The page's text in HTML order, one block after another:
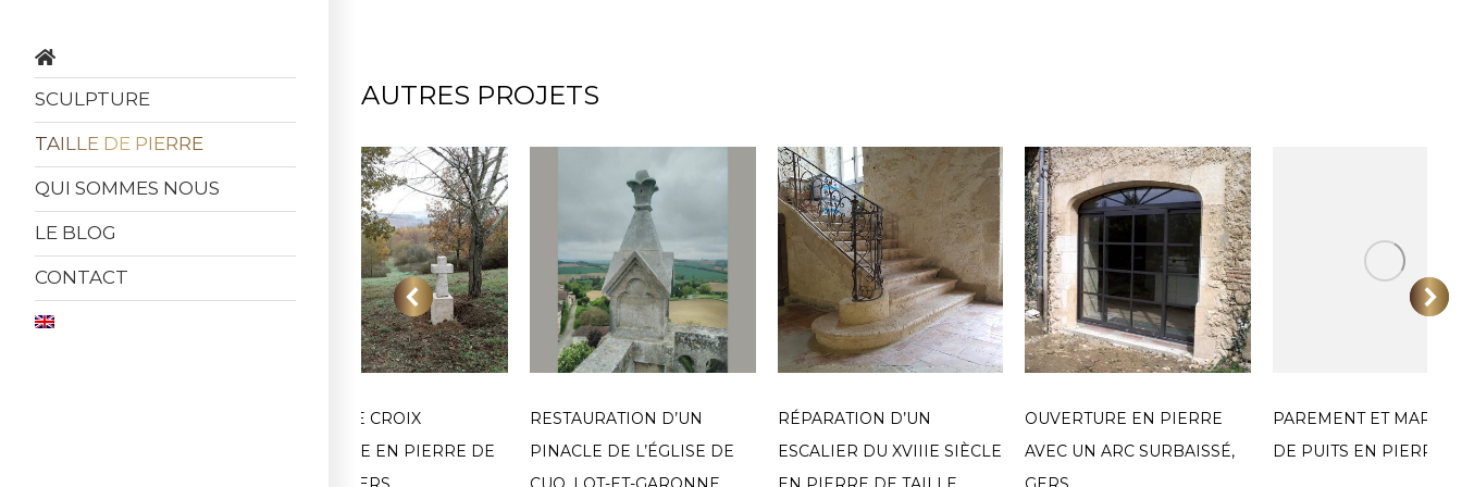
SCULPTURE
TAILLE DE PIERRE
QUI SOMMES NOUS
LE BLOG
CONTACT
AUTRES PROJETS
SOCLE DE CROIX
ANCIENNE EN PIERRE DE
RESTAURATION D’UN
PINACLE DE L’ÉGLISE DE
RÉPARATION D’UN
ESCALIER DU XVIIIE SIÈCLE
OUVERTURE EN PIERRE
AVEC UN ARC SURBAISSÉ,
PAREMENT ET
DE PUITS EN PIERRE